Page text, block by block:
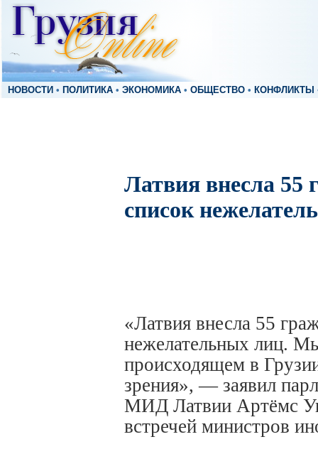
НОВОСТИ • ПОЛИТИКА • ЭКОНОМИКА • ОБЩЕСТВО • КОНФЛИКТЫ
Латвия внесла 55
список
«Латвия внесла 55
нежелательных лиц.
происходящем в
зрения», — заявил
МИД Латвии Артёмс
встречей министров